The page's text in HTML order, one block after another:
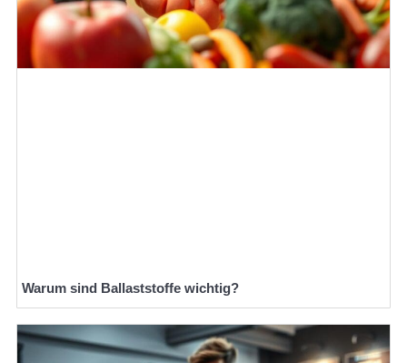
Warum sind Ballaststoffe wichtig?